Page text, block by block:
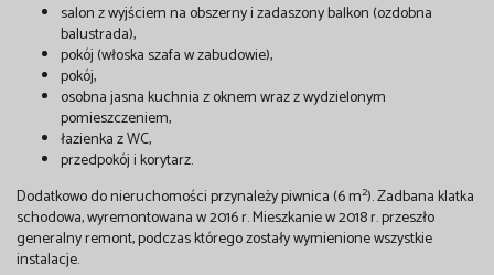
salon z wyjściem na obszerny i zadaszony balkon (ozdobna
balustrada),
pokój (włoska szafa w zabudowie),
pokój,
osobna jasna kuchnia z oknem wraz z wydzielonym
pomieszczeniem,
łazienka z WC,
przedpokój i korytarz.
Dodatkowo do nieruchomości przynależy piwnica (6 m2). Zadbana klatka
schodowa, wyremontowana w 2016 r. Mieszkanie w 2018 r. przeszło
generalny remont, podczas którego zostały wymienione wszystkie
instalacje.